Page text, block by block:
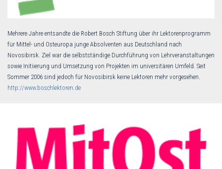
Mehrere Jahre entsandte die Robert Bosch Stiftung über ihr Lektorenprogramm
für Mittel- und Osteuropa junge Absolventen aus Deutschland nach
Novosibirsk. Ziel war die selbstständige Durchführung von Lehrveranstaltungen
sowie Initiierung und Umsetzung von Projekten im universitären Umfeld. Seit
Sommer 2006 sind jedoch für Novosibirsk keine Lektoren mehr vorgesehen.
http://www.boschlektoren.de